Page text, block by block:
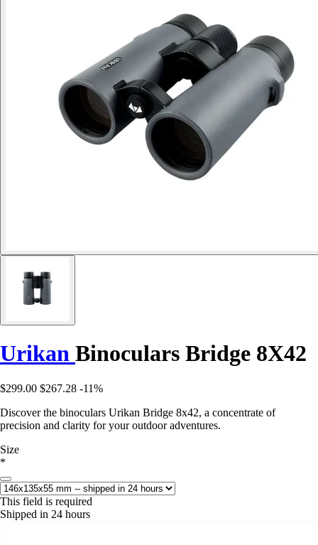
Urikan Binoculars Bridge 8X42
$299.00 $267.28 -11%
Discover the binoculars Urikan Bridge 8x42, a concentrate of
precision and clarity for your outdoor adventures.
Size
*
This field is required
Shipped in 24 hours